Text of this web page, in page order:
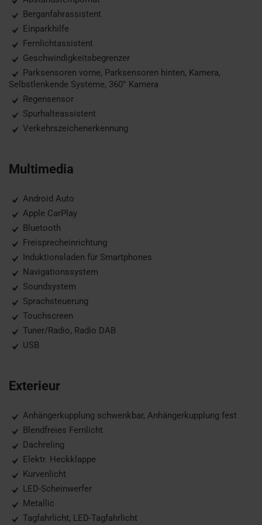
Berganfahrassistent
Einparkhilfe
Fernlichtassistent
Geschwindigkeitsbegrenzer
Parksensoren vorne, Parksensoren hinten, Kamera,
Selbstlenkende Systeme, 360° Kamera
Regensensor
Spurhalteassistent
Verkehrszeichenerkennung
Multimedia
Android Auto
Apple CarPlay
Bluetooth
Freisprecheinrichtung
Induktionsladen für Smartphones
Navigationssystem
Soundsystem
Sprachsteuerung
Touchscreen
Tuner/Radio, Radio DAB
USB
Exterieur
Anhängerkupplung schwenkbar, Anhängerkupplung fest
Blendfreies Fernlicht
Dachreling
Elektr. Heckklappe
Kurvenlicht
LED-Scheinwerfer
Metallic
Tagfahrlicht, LED-Tagfahrlicht